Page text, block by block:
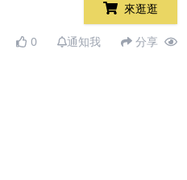
來逛逛
0 通知我 分享